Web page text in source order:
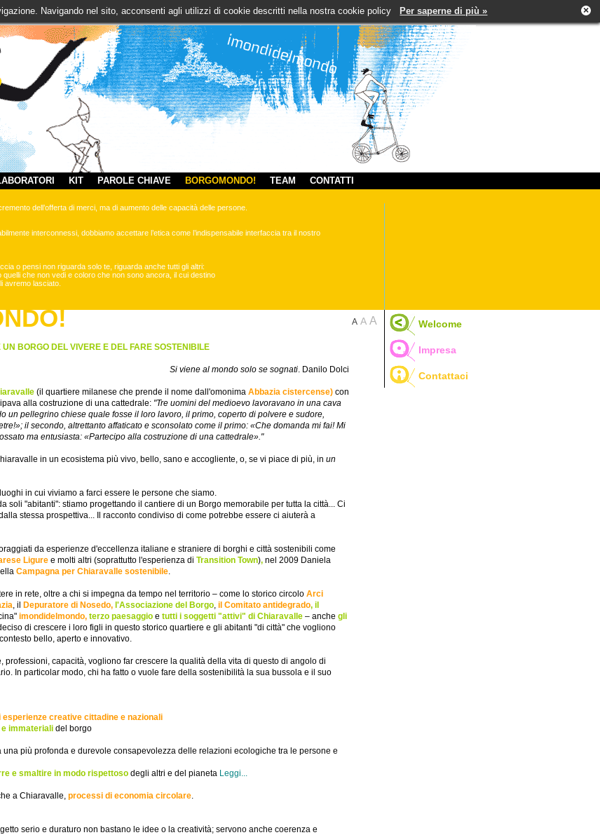
Navigando nel sito, acconsenti agli utilizzi di cookie descritti nella nostra cookie policy Per saperne di più » ×
KIT PAROLE CHIAVE BORGOMONDO! TEAM CONTATTI
dell’offerta di merci, ma di aumento delle capacità delle persone.
interconnessi, dobbiamo accettare l’etica come l’indispensabile interfaccia tra il nostro
o pensi non riguarda solo te, riguarda anche tutti gli altri:
quelli che non vedi e coloro che non sono ancora, il cui destino
avremo lasciato.
A A A
BORGO DEL VIVERE E DEL FARE SOSTENIBILE
Si viene al mondo solo se sognati. Danilo Dolci
(i l quartiere milanese che prende il nome dall'omonima Abbazia cistercense) con
alla costruzione di una cattedrale: "Tre uomini del medioevo lavoravano in una cava
un pellegrino chiese quale fosse il loro lavoro, il primo, coperto di polvere e sudore,
il secondo, altrettanto affaticato e sconsolato come il primo: «Che domanda mi fai! Mi
ma entusiasta: «Partecipo alla costruzione di una cattedrale»."
in un ecosistema più vivo, bello, sano e accogliente, o, se vi piace di più, in un
in cui viviamo a farci essere le persone che siamo.
soli "abitanti": stiamo progettando il cantiere di un Borgo memorabile per tutta la città... Ci
stessa prospettiva... Il racconto condiviso di come potrebbe essere ci aiuterà a
da esperienze d'eccellenza italiane e straniere di borghi e città sostenibili come
Ligure e molti altri (soprattutto l'esperienza di Transition Town), nel 2009 Daniela
Campagna per Chiaravalle sostenibile.
in rete, oltre a chi si impegna da tempo nel territorio – come lo storico circolo Arci
, il Depuratore di Nosedo, l'Associazione del Borgo, il Comitato antidegrado, il
imondidelmondo, terzo paesaggio e tutti i soggetti "attivi" di Chiaravalle – anche gli
di crescere i loro figli in questo storico quartiere e gli abitanti "di città" che vogliono
bello, aperto e innovativo.
professioni, capacità, vogliono far crescere la qualità della vita di questo di angolo di
In particolar modo, chi ha fatto o vuole fare della sostenibilità la sua bussola e il suo
creative cittadine e nazionali
immateriali del borgo
una più profonda e durevole consapevolezza delle relazioni ecologiche tra le persone e
e smaltire in modo rispettoso degli altri e del pianeta Leggi...
a Chiaravalle, processi di economia circolare.
serio e duraturo non bastano le idee o la creatività; servono anche coerenza e
Welcome
Impresa
Contattaci